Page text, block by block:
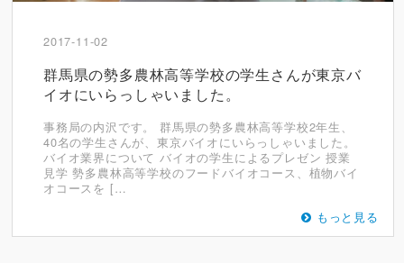
2017-11-02
群馬県の勢多農林高等学校の学生さんが東京バ
イオにいらっしゃいました。
事務局の内沢です。 群馬県の勢多農林高等学校2年生、
40名の学生さんが、東京バイオにいらっしゃいました。
バイオ業界について バイオの学生によるプレゼン 授業
見学 勢多農林高等学校のフードバイオコース、植物バイ
オコースを […
もっと見る